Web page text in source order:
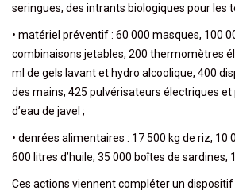
seringues, des intrants biologiques pour les
• matériel préventif : 60 000 masques, 100
combinaisons jetables, 200 thermomètres
ml de gels lavant et hydro alcoolique, 400
des mains, 425 pulvérisateurs électriques et
d’eau de javel ;
• denrées alimentaires : 17 500 kg de riz, 10
600 litres d’huile, 35 000 boîtes de sardines,
Ces actions viennent compléter un